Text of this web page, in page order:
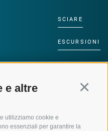
e altre
utilizziamo cookie e
essenziali per garantire la
SCIARE
ESCURSIONI
ALTA